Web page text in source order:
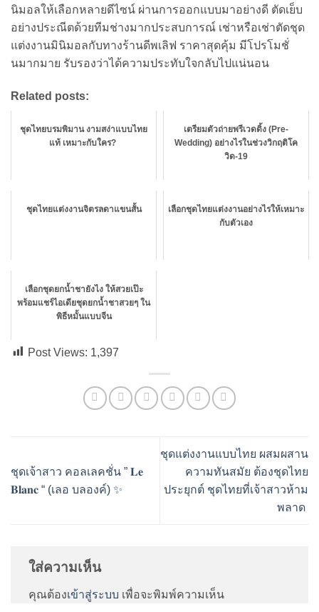
นิมอลให้เลือกหลายดีไซน์ ผ่านการออกแบบมาอย่างดี ตัดเย็บ
อย่างประณีตด้วยทีมช่างมากประสบการณ์ เช่าหรือเช่าตัดชุด
แต่งงานมินิมอลกับทางร้านดีพเลิฟ ราคาสุดคุ้ม มีโปรโมชั่
นมากมาย รับรองว่าได้ความประทับใจกลับไปแน่นอน
Related posts:
ชุดไทยบรมพิมาน งามสง่าแบบไทย
แท้ เหมาะกับใคร?
เตรียมตัวถ่ายพรีเวดดิ้ง (Pre-
Wedding) อย่างไรในช่วงวิกฤติโค
วิด-19
ชุดไทยแต่งงานจิตรลดาแขนสั้น
เลือกชุดไทยแต่งงานอย่างไรให้เหมาะ
กับตัวเอง
เลือกชุดยกน้ำชายังไง ให้สวยเป๊ะ
พร้อมแชร์ไอเดียชุดยกน้ำชาสวยๆ ใน
พิธีหมั้นแบบจีน
Post Views: 1,397
ชุดเจ้าสาว คอลเลคชั่น ” 𝐋𝐞
𝐁𝐥𝐚𝐧𝐜 “ (เลอ บลองค์) ✨
ชุดแต่งงานแบบไทย ผสมผสาน
ความทันสมัย ต้องชุดไทย
ประยุกต์ ชุดไทยที่เจ้าสาวห้าม
พลาด
ใส่ความเห็น
คุณต้องเข้าสู่ระบบ เพื่อจะพิมพ์ความเห็น